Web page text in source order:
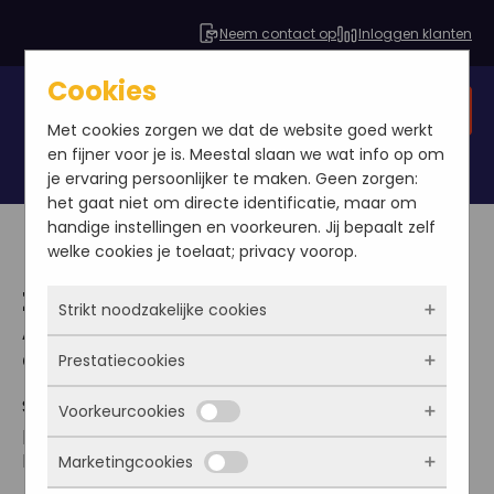
Neem contact op Inloggen klanten
Zelf SEO doen
Alles over zoekmachine
optimalisatie
SEO en online marketing bureaus schieten als
paddenstoelen uit de grond. Maar wat is SEO, en
kun je het zelf ook?
Cookies
Met cookies zorgen we dat de website goed werkt
en fijner voor je is. Meestal slaan we wat info op om
je ervaring persoonlijker te maken. Geen zorgen:
het gaat niet om directe identificatie, maar om
handige instellingen en voorkeuren. Jij bepaalt zelf
welke cookies je toelaat; privacy voorop.
Strikt noodzakelijke cookies
Deze cookies zorgen ervoor dat de website
überhaupt werkt. Ze zijn dus altijd actief en
kunnen niet worden uitgezet. Meestal worden
ze alleen geplaatst als jij iets doet, zoals
inloggen, een formulier invullen of je
Prestatiecookies
Met deze cookies zien we hoe vaak onze site
bezocht wordt, waar bezoekers vandaan
komen en welke pagina’s populair zijn. Zo
Voorkeurcookies
Deze cookies onthouden jouw voorkeuren.
Marketingcookies